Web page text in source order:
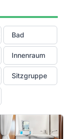
Bad
Innenraum
Sitzgruppe